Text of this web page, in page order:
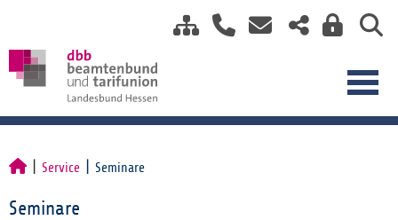
Service Seminare
Seminare